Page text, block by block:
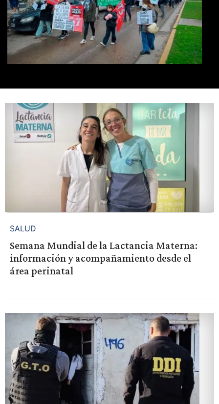
SALUD
Semana Mundial de la Lactancia Materna:
información y acompañamiento desde el
área perinatal